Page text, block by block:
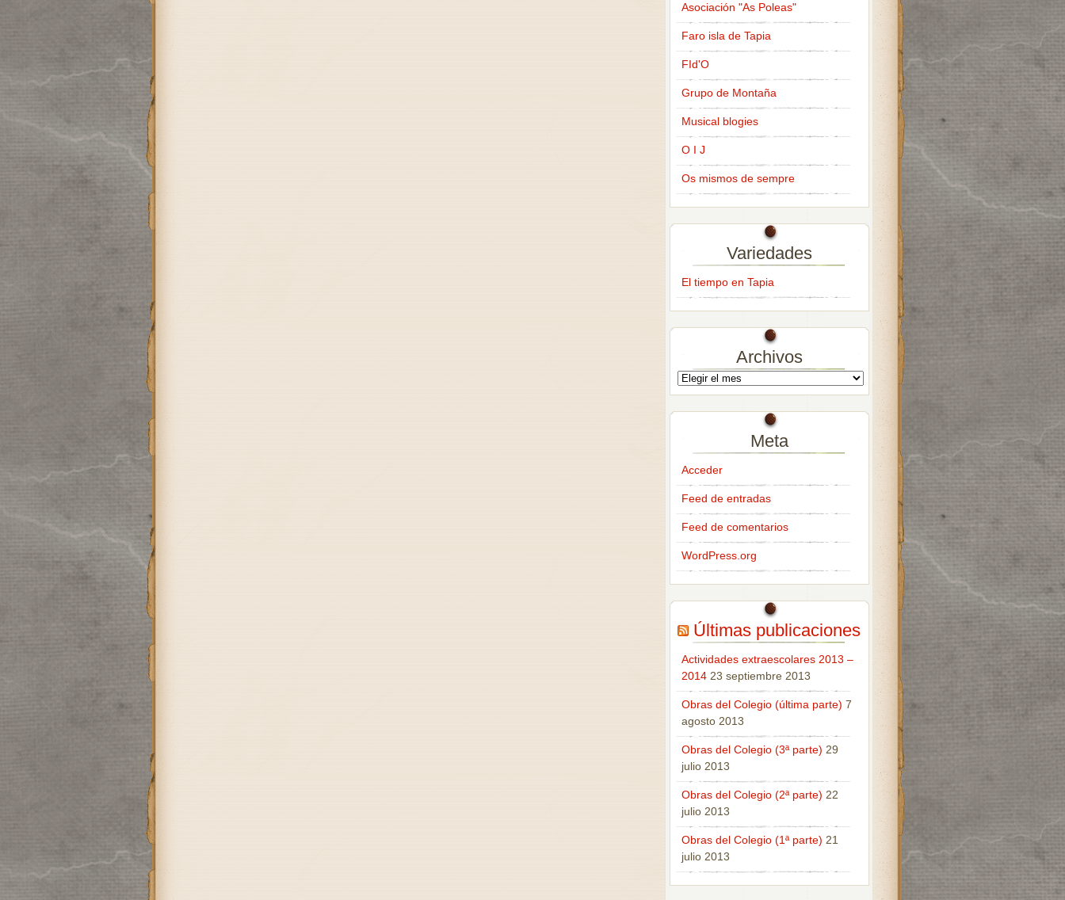
Asociación "As Poleas"
Faro isla de Tapia
FId'O
Grupo de Montaña
Musical blogies
O I J
Os mismos de sempre
Variedades
El tiempo en Tapia
Archivos
Meta
Acceder
Feed de entradas
Feed de comentarios
WordPress.org
Últimas publicaciones
Actividades extraescolares 2013 –
2014 23 septiembre 2013
Obras del Colegio (última parte) 7
agosto 2013
Obras del Colegio (3ª parte) 29
julio 2013
Obras del Colegio (2ª parte) 22
julio 2013
Obras del Colegio (1ª parte) 21
julio 2013